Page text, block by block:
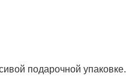
подарочной упаковке.